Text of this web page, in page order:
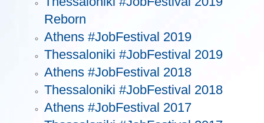
Reborn
Athens #JobFestival 2019
Thessaloniki #JobFestival 2019
Athens #JobFestival 2018
Thessaloniki #JobFestival 2018
Athens #JobFestival 2017